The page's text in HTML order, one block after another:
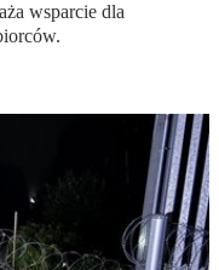
wsparcie dla